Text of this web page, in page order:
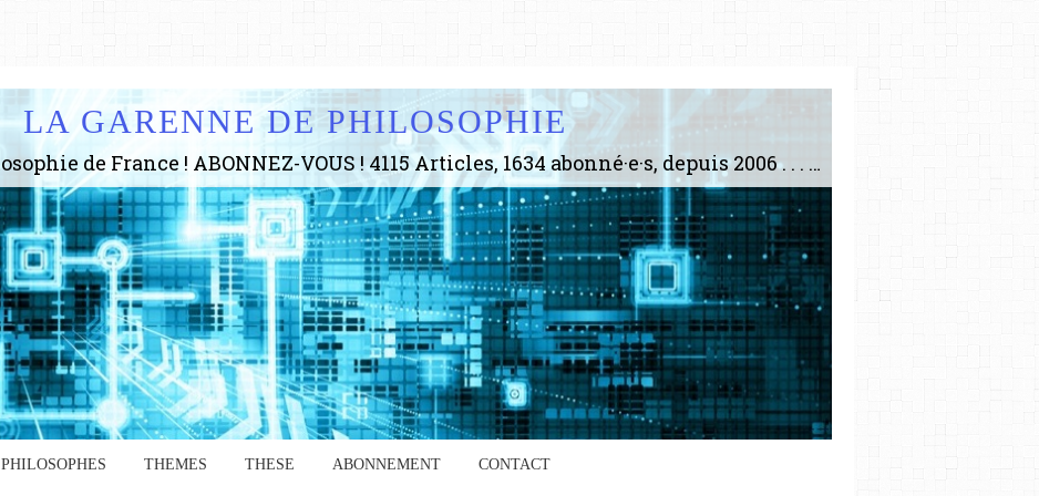
LA GARENNE DE PHILOSOPHIE
Le plus gros site de philosophie de France ! ABONNEZ-VOUS ! 4115 Articles, 1634 abonné·e·s, depuis 2006 . . . . . . . . 2 852 214 pages vues jusqu'à présent. Prestance et être apte à un plus grand nombre de choses.
PHILOSOPHES THEMES THESE ABONNEMENT CONTACT